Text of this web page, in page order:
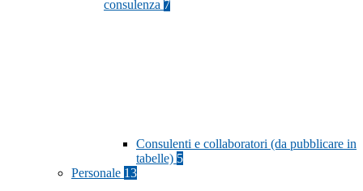
consulenza 7
Consulenti e collaboratori (da pubblicare in
tabelle) 5
Personale 13